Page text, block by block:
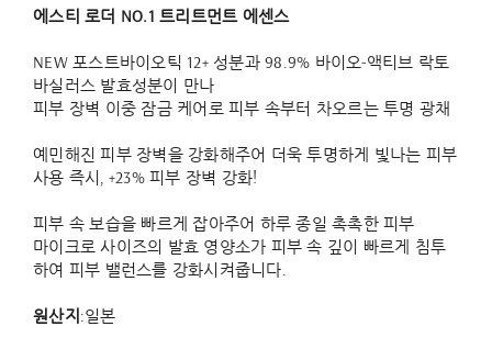
에스티 로더 NO.1 트리트먼트 에센스
NEW 포스트바이오틱 12+ 성분과 98.9% 바이오-액티브 락토
바실러스 발효성분이 만나
피부 장벽 이중 잠금 케어로 피부 속부터 차오르는 투명 광채
예민해진 피부 장벽을 강화해주어 더욱 투명하게 빛나는 피부
사용 즉시, +23% 피부 장벽 강화!
피부 속 보습을 빠르게 잡아주어 하루 종일 촉촉한 피부
마이크로 사이즈의 발효 영양소가 피부 속 깊이 빠르게 침투
하여 피부 밸런스를 강화시켜줍니다.
원산지:일본